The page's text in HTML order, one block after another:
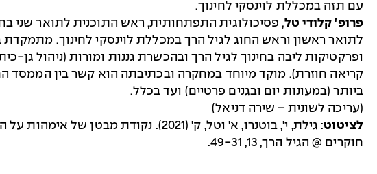
עם תזה במכללת לוינסקי לחינוך.
פרופ' קלודי טל, פסיכולוגית התפתחותית, ראש התוכנית לתואר שני
לתואר ראשון וראש החוג לגיל הרך במכללת לוינסקי לחינוך.
ופרקטיקות ליבה בחינוך לגיל הרך ובהכשרת גננות ומורות (ניהול גן-
קריאה חוזרת). מוקד מיוחד במחקרה ובכתיבתה הוא קשר בין הממסד
ביותר (במעונות יום ובגנים פרטיים) ועד בכלל.
(עריכה לשונית – שירה דניאל)
לציטוט
: גילת, י', בוטנרו, א' וטל, ק' (2021). נקודת
חוקרים @ הגיל הרך, 13, 49-31.